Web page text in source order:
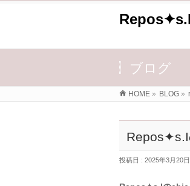
Repos✦s.I
ブログ
HOME » BLOG »
Repos✦s.I
投稿日 : 2025年3月20日